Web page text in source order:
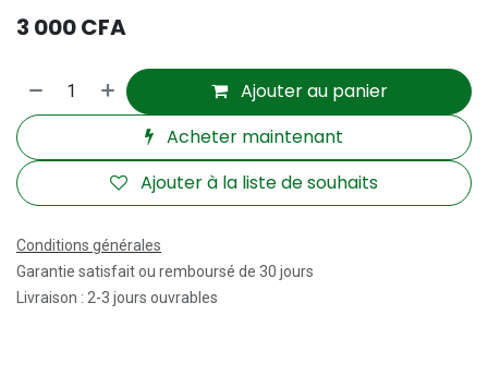
3 000CFA
Ajouter au panier
Acheter maintenant
Ajouter à la liste de souhaits
Conditions générales
Garantie satisfait ou remboursé de 30 jours
Livraison : 2-3 jours ouvrables